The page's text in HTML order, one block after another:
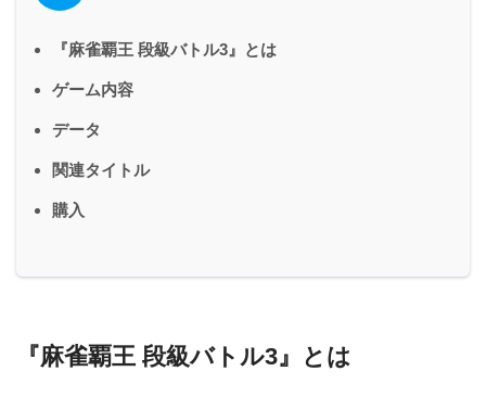
『麻雀覇王 段級バトル3』とは
ゲーム内容
データ
関連タイトル
購入
『麻雀覇王 段級バトル3』とは